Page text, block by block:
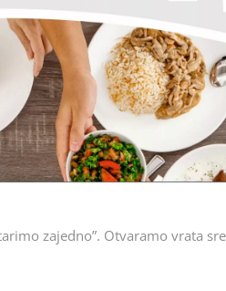
zajedno”. Otvaramo vrata